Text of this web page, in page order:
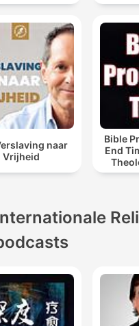
naar
Vrijheid
Bible
End